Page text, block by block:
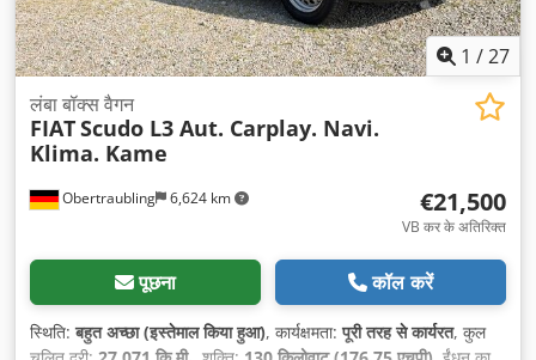
1 /27
Obertraubling 6,624 km
लंबा बॉक्स वैगन
FIATScudo L3 Aut. Carplay. Navi.
Klima. Kame
€21,500
VB कर के अतिरिक्त
पूछना कॉल करें
स्थिति:बहुत अच्छा (इस्तेमाल किया हुआ), कार्यक्षमता:पूरी तरह से कार्यरत, कुल